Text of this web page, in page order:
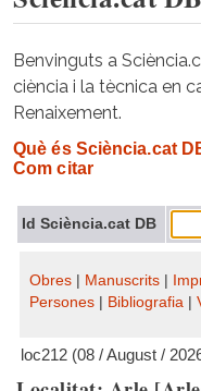
Benvinguts a
ciència i la tècnica en
Renaixement.
Què és Sciència.cat
Com citar
Id Sciència.cat DB
Obres Manuscrits
Persones
Bibliografia
loc212 (08 / August /